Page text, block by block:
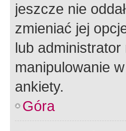
jeszcze nie
zmieniać jej
lub
manipulowanie
ankiety.
Góra